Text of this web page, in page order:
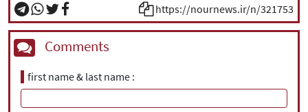
https://nournews.ir/n/321753
Comments
first name & last name